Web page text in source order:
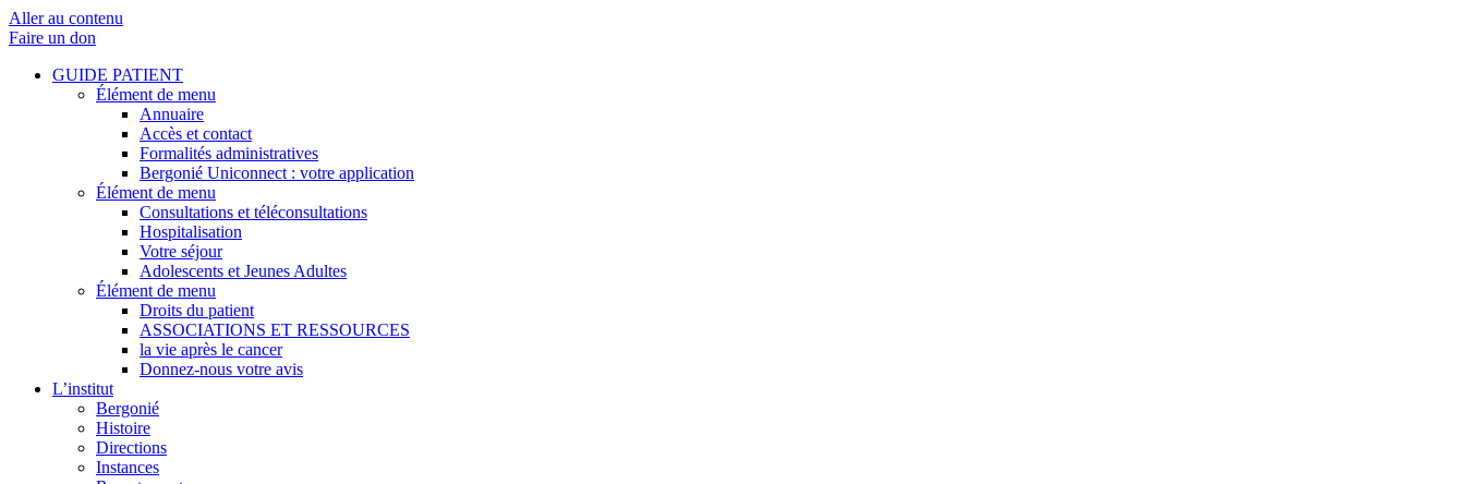
Aller au contenu
Faire un don
GUIDE PATIENT
Élément de menu
Annuaire
Accès et contact
Formalités administratives
Bergonié Uniconnect : votre application
Élément de menu
Consultations et téléconsultations
Hospitalisation
Votre séjour
Adolescents et Jeunes Adultes
Élément de menu
Droits du patient
ASSOCIATIONS ET RESSOURCES
la vie après le cancer
Donnez-nous votre avis
L’institut
Bergonié
Histoire
Directions
Instances